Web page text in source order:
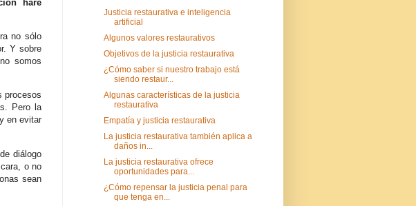
haré
no sólo
Y sobre
somos
procesos
Pero la
en evitar
diálogo
o no
sean
Justicia restaurativa e inteligencia
artificial
Algunos valores restaurativos
Objetivos de la justicia restaurativa
¿Cómo saber si nuestro trabajo está
siendo restaur...
Algunas características de la justicia
restaurativa
Empatía y justicia restaurativa
La justicia restaurativa también aplica a
daños in...
La justicia restaurativa ofrece
oportunidades para...
¿Cómo repensar la justicia penal para
que tenga en...